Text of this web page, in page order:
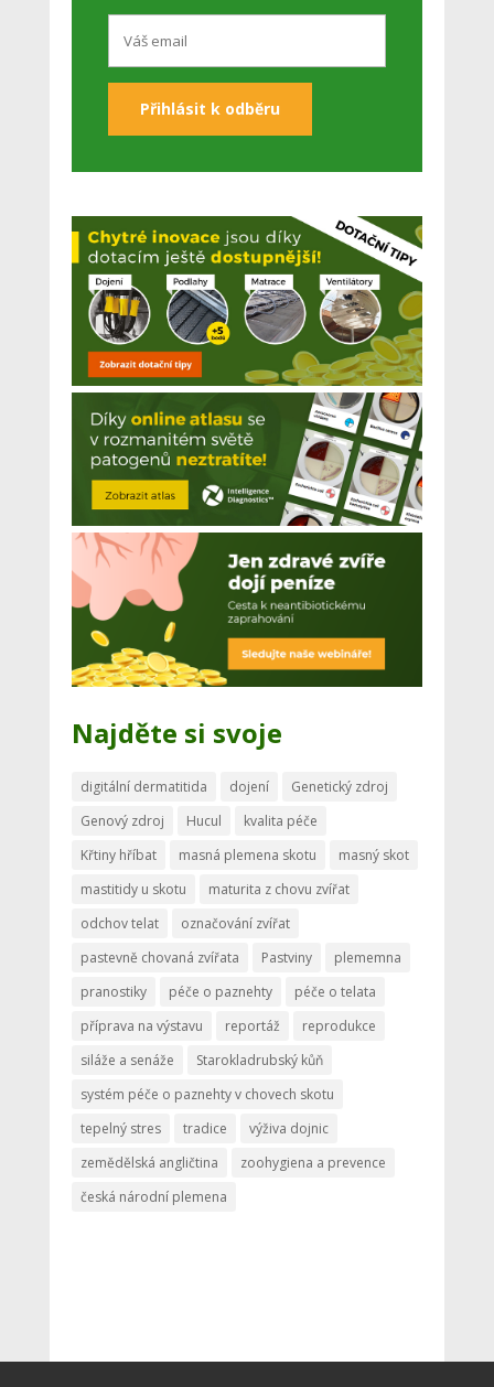
Najděte si svoje
digitální dermatitida dojení
Genetický zdroj
Genový zdroj
Hucul
kvalita péče
Křtiny hříbat
masná plemena skotu
masný skot
mastitidy u skotu
maturita z chovu zvířat
odchov telat
označování zvířat
pastevně chovaná zvířata
Pastviny
plememna
pranostiky
péče o paznehty
péče o telata
příprava na výstavu
reportáž
reprodukce
siláže a senáže
Starokladrubský kůň
systém péče o paznehty v chovech skotu
tepelný stres
tradice
výživa dojnic
zemědělská angličtina
zoohygiena a prevence
česká národní plemena